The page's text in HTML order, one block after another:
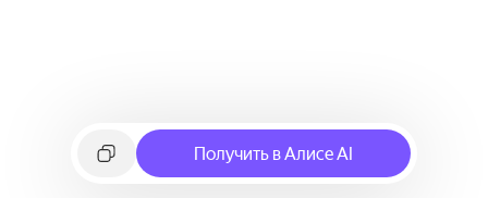
Получить в Алисе AI